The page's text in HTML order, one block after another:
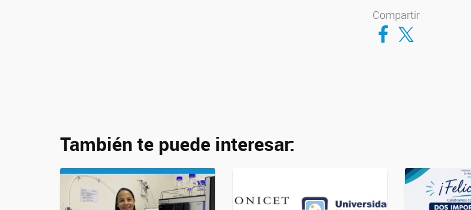
Compartir
Compartir en Facebook
Compartir en Twitter
También te puede interesar: